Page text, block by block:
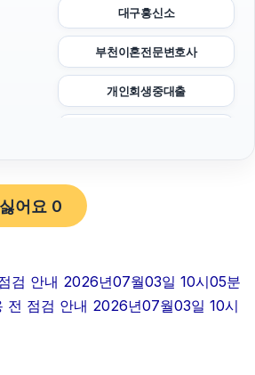
대구흥신소
부천이혼전문변호사
개인회생중대출
용산구하수구막힘
싫어요 0
검 안내 2026년07월03일 10시05분
전 점검 안내 2026년07월03일 10시